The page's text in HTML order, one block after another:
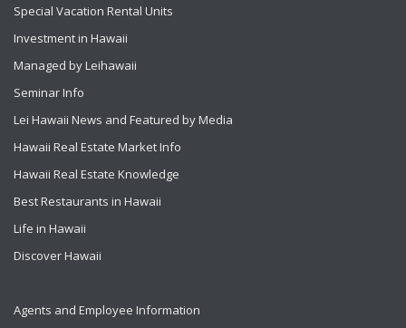
Special Vacation Rental Units
Investment in Hawaii
Managed by Leihawaii
Seminar Info
Lei Hawaii News and Featured by Media
Hawaii Real Estate Market Info
Hawaii Real Estate Knowledge
Best Restaurants in Hawaii
Life in Hawaii
Discover Hawaii
Agents and Employee Information